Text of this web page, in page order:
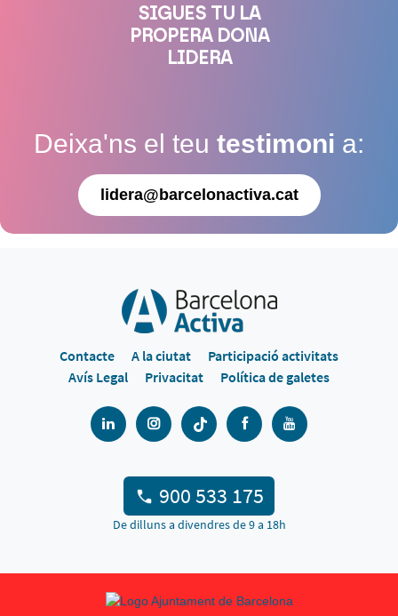
SIGUES TU LA
PROPERA DONA
LIDERA
Deixa'ns el teu testimoni a:
lidera@barcelonactiva.cat
Contacte A la ciutat
Participació activitats
Avís Legal
Privacitat Política de galetes
900 533 175
De dilluns a divendres de 9 a 18h